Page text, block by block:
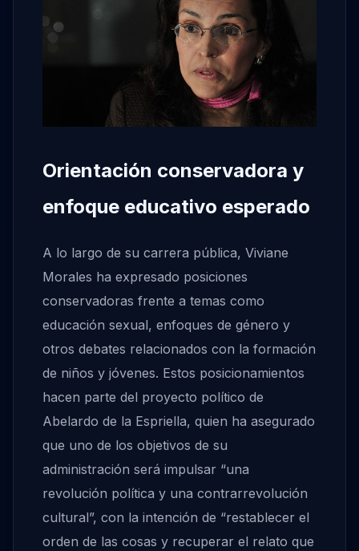
Orientación conservadora y
enfoque educativo esperado
A lo largo de su carrera pública, Viviane
Morales ha expresado posiciones
conservadoras frente a temas como
educación sexual, enfoques de género y
otros debates relacionados con la formación
de niños y jóvenes. Estos posicionamientos
hacen parte del proyecto político de
Abelardo de la Espriella, quien ha asegurado
que uno de los objetivos de su
administración será impulsar “una
revolución política y una contrarrevolución
cultural”, con la intención de “restablecer el
orden de las cosas y recuperar el relato que